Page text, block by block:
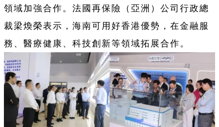
領域加強合作。法國再保險（亞洲）公司行政總
裁梁煥榮表示，海南可用好香港優勢，在金融服
務、醫療健康、科技創新等領域拓展合作。